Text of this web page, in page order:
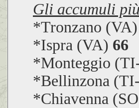
Gli accumuli
*Tronzano
*Ispra (VA) 66
*Monteggio
*Bellinzona
*Chiavenna